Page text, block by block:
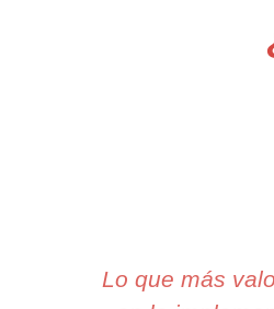
Lo que más